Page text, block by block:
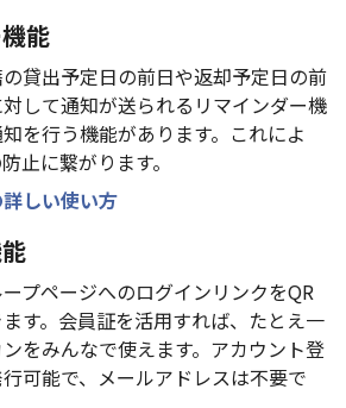
能
貸出予定日の前日や返却予定日の前
して通知が送られるリマインダー機
を行う機能があります。これによ
止に繋がります。
しい使い方
プページへのログインリンクをQR
す。会員証を活用すれば、たとえ一
をみんなで使えます。アカウント登
可能で、メールアドレスは不要で